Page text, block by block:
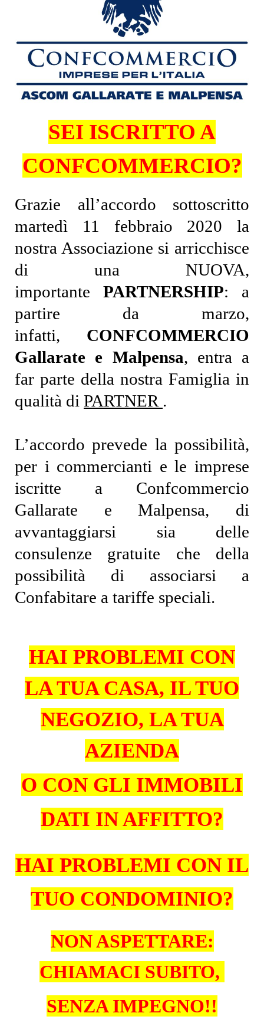
SEI ISCRITTO A
CONFCOMMERCIO?
Grazie all’accordo sottoscritto
martedì 11 febbraio 2020 la
nostra Associazione si arricchisce
di una NUOVA,
importante PARTNERSHIP: a
partire da marzo,
infatti, CONFCOMMERCIO
Gallarate e Malpensa, entra a
far parte della nostra Famiglia in
qualità di PARTNER .
L’accordo prevede la possibilità,
per i commercianti e le imprese
iscritte a Confcommercio
Gallarate e Malpensa, di
avvantaggiarsi sia delle
consulenze gratuite che della
possibilità di associarsi a
Confabitare a tariffe speciali.
HAI PROBLEMI CON
LA TUA CASA, IL TUO
NEGOZIO, LA TUA
AZIENDA
O CON GLI IMMOBILI
DATI IN AFFITTO?
HAI PROBLEMI CON IL
TUO CONDOMINIO?
NON ASPETTARE:
CHIAMACI SUBITO,
SENZA IMPEGNO!!